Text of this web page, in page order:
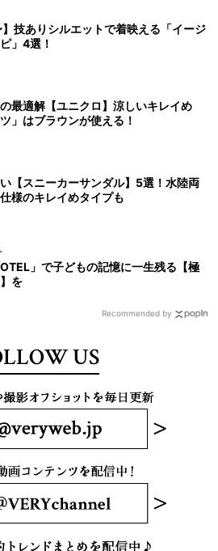
】技ありシルエットで着映える「イージ
」4選！
最適解【ユニクロ】涼しいキレイめ
ツ」はブラウンが使える！
【スニーカーサンダル】5選！水陸両
様のキレイめタイプも
」で子どもの記憶に一生残る【極
を
Recommended by
US